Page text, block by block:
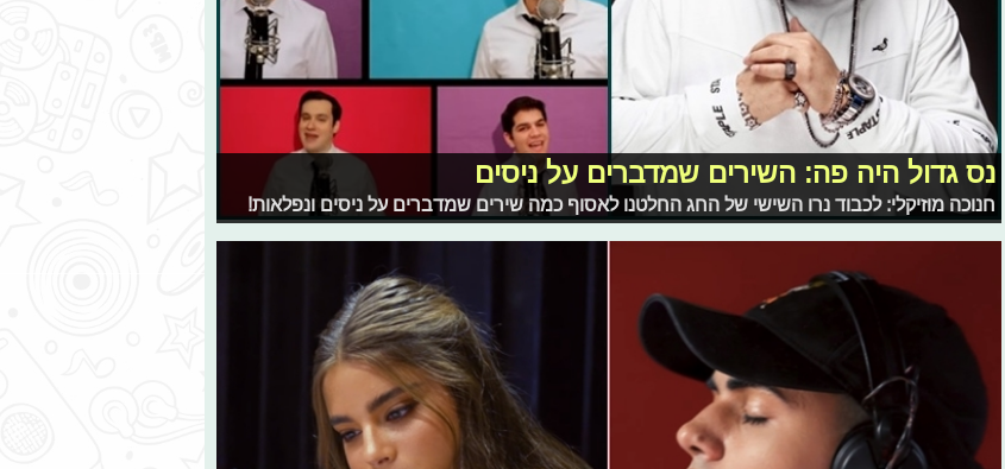
נס גדול היה פה: השירים שמדברים על ניסים
חנוכה מוזיקלי: לכבוד נרו השישי של החג החלטנו לאסוף כמה שירים שמדברים על ניסים ונפלאות!